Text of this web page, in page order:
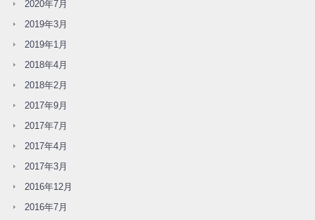
2020年7月
2019年3月
2019年1月
2018年4月
2018年2月
2017年9月
2017年7月
2017年4月
2017年3月
2016年12月
2016年7月